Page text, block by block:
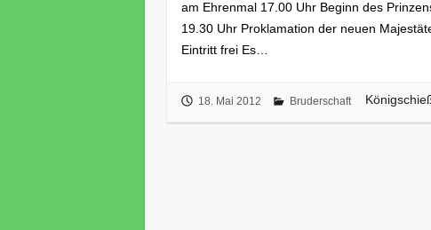
am Ehrenmal 17.00 Uhr Beginn des
19.30 Uhr Proklamation der neuen
Eintritt frei Es…
18. Mai 2012 Bruderschaft